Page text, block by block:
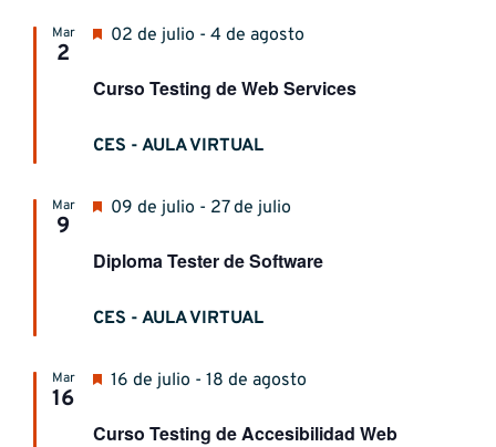
Mar
2
Curso Testing de Web Services
Destacado
02 de julio - 4 de agosto
CES - AULA VIRTUAL
Mar
9
Diploma Tester de Software
Destacado
09 de julio - 27 de julio
CES - AULA VIRTUAL
Mar
16
Curso Testing de Accesibilidad Web
Destacado
16 de julio - 18 de agosto